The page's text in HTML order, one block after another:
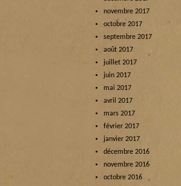
novembre 2017
octobre 2017
septembre 2017
août 2017
juillet 2017
juin 2017
mai 2017
avril 2017
mars 2017
février 2017
janvier 2017
décembre 2016
novembre 2016
octobre 2016